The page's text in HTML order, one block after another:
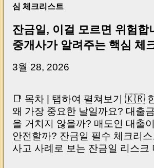
심 체크리스트
잔금일, 이걸 모르면 위험합
중개사가 알려주는 핵심 체
3월 28, 2026
📑 목차 | 탭하여 펼쳐보기 🇰🇷
왜 가장 중요한 날일까요? 대출
을 거치지 않을까? 매도인 대출
안전할까? 잔금일 필수 체크리스
사고 사례로 보는 잔금일 리스크